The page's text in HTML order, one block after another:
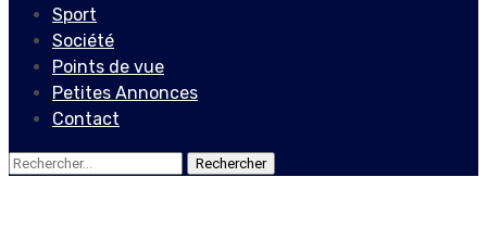
Sport
Société
Points de vue
Petites Annonces
Contact
Rechercher :